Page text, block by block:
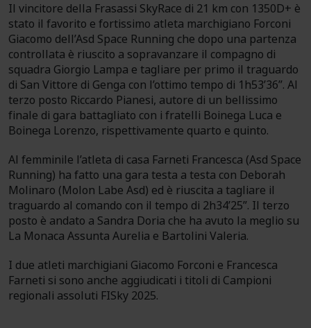
Il vincitore della Frasassi SkyRace di 21 km con 1350D+ è
stato il favorito e fortissimo atleta marchigiano Forconi
Giacomo dell’Asd Space Running che dopo una partenza
controllata è riuscito a sopravanzare il compagno di
squadra Giorgio Lampa e tagliare per primo il traguardo
di San Vittore di Genga con l’ottimo tempo di 1h53’36”. Al
terzo posto Riccardo Pianesi, autore di un bellissimo
finale di gara battagliato con i fratelli Boinega Luca e
Boinega Lorenzo, rispettivamente quarto e quinto.
Al femminile l’atleta di casa Farneti Francesca (Asd Space
Running) ha fatto una gara testa a testa con Deborah
Molinaro (Molon Labe Asd) ed è riuscita a tagliare il
traguardo al comando con il tempo di 2h34’25”. Il terzo
posto è andato a Sandra Doria che ha avuto la meglio su
La Monaca Assunta Aurelia e Bartolini Valeria.
I due atleti marchigiani Giacomo Forconi e Francesca
Farneti si sono anche aggiudicati i titoli di Campioni
regionali assoluti FISky 2025.